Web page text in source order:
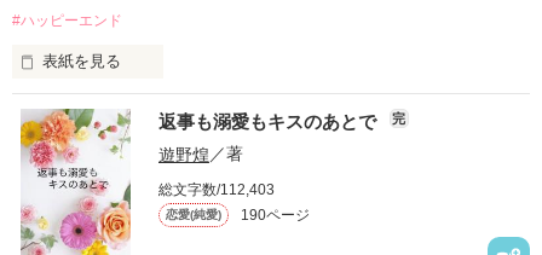
酔った勢いで一夜を共にしてしまった。
さらに、美桜が初めてだと知った哲平は
『責任をとる、結婚しよう』と真っ直ぐに告げてきた。
戸惑う美桜とは裏腹に、好きという気持ちを隠すことなく
甘やかしてくる。
そんなある日、哲平は美桜がストーカー被害に
遭っていることを知る。
美桜を守るため、哲平は同居を提案してきて――。
#ハッピーエンド
表紙を見る
おかしな噂を流されて前の職場でうまくいかなかった梅田美
桜は、海外で傷心旅行をしていたところ、日本人美青年と出会
い、酒の勢いもあり一夜限りの関係となる。
帰国後、美桜は新しい職場でワンナイトした美青年と再会。
なんと彼の正体は、とある財閥御曹司にも関わらず、一族を離
れて起業した新進気鋭の実業家、社内でも冷徹だと評判な社長
――御影恭司その人だったのだ――！
返事も溺愛もキスのあとで 完
遊野煌／著
総文字数/112,403
恋愛(純愛) 190ページ